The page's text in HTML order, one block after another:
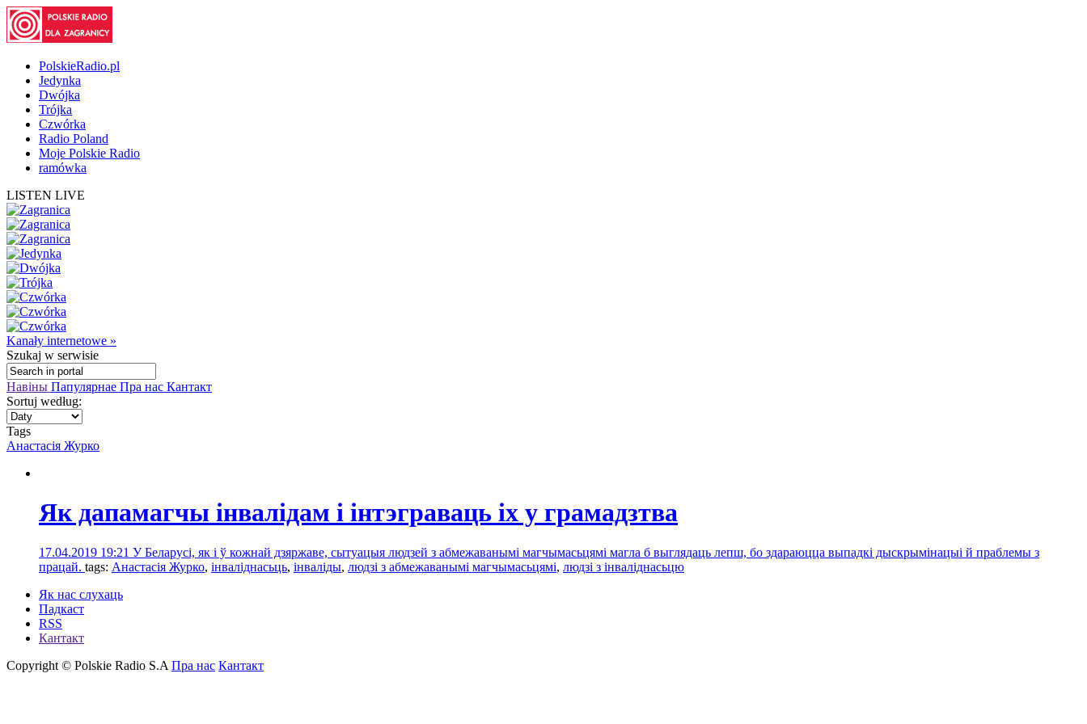
PolskieRadio.pl
Jedynka
Dwójka
Trójka
Czwórka
Radio Poland
Moje Polskie Radio
ramówka
LISTEN LIVE
Kanały internetowe »
Szukaj w serwisie
Навіны Папулярнае Пра нас Кантакт
Sortuj według:
Tags
Анастасія Журко
Як дапамагчы інвалідам і інтэграваць іх у грамадзтва
17.04.2019 19:21 У Беларусі, як і ў кожнай дзяржаве, сытуацыя людзей з абмежаванымі магчымасьцямі магла б выглядаць лепш, бо здараюцца выпадкі дыскрымінацыі й праблемы з
працай. tags: Анастасія Журко, інваліднасьць, інваліды, людзі з абмежаванымі магчымасьцямі, людзі з інваліднасьцю
Як нас слухаць
Падкаст
RSS
Кантакт
Copyright © Polskie Radio S.A Пра нас Кантакт